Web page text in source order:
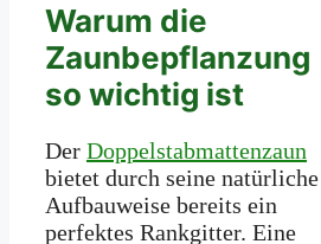
Warum die
Zaunbepflanzung
so wichtig ist
Der Doppelstabmattenzaun
bietet durch seine natürliche
Aufbauweise bereits ein
perfektes Rankgitter. Eine